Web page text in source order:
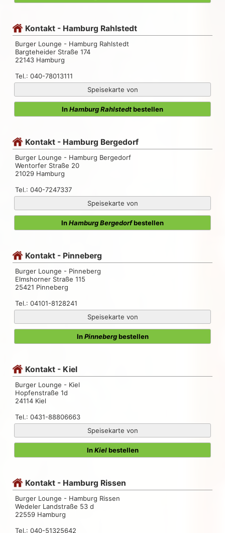
Kontakt - Hamburg Rahlstedt
Burger Lounge - Hamburg Rahlstedt
Bargteheider Straße 174
22143 Hamburg
Tel.: 040-78013111
Speisekarte von
InHamburg Rahlstedtbestellen
Kontakt - Hamburg Bergedorf
Burger Lounge - Hamburg Bergedorf
Wentorfer Straße 20
21029 Hamburg
Tel.: 040-7247337
Speisekarte von
InHamburg Bergedorfbestellen
Kontakt - Pinneberg
Burger Lounge - Pinneberg
Elmshorner Straße 115
25421 Pinneberg
Tel.: 04101-8128241
Speisekarte von
InPinnebergbestellen
Kontakt - Kiel
Burger Lounge - Kiel
Hopfenstraße 1d
24114 Kiel
Tel.: 0431-88806663
Speisekarte von
InKielbestellen
Kontakt - Hamburg Rissen
Burger Lounge - Hamburg Rissen
Wedeler Landstraße 53 d
22559 Hamburg
Tel.: 040-51325642